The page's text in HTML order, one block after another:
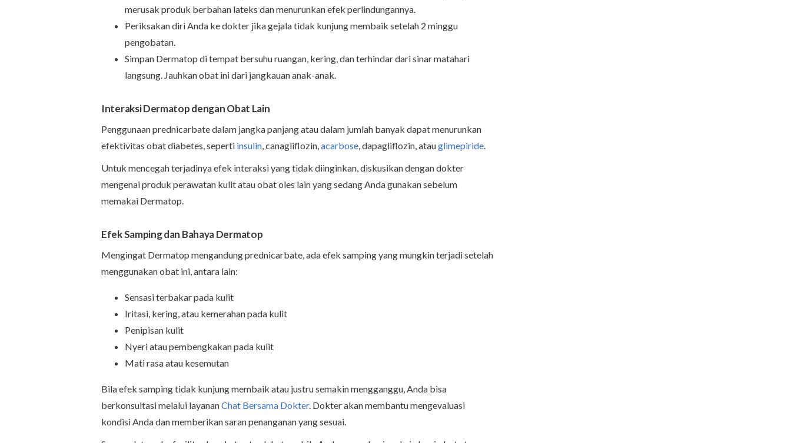
merusak produk berbahan lateks dan menurunkan efek perlindungannya.
Periksakan diri Anda ke dokter jika gejala tidak kunjung membaik setelah 2 minggu
pengobatan.
Simpan Dermatop di tempat bersuhu ruangan, kering, dan terhindar dari sinar matahari
langsung. Jauhkan obat ini dari jangkauan anak-anak.
Interaksi Dermatop dengan Obat Lain
Penggunaan prednicarbate dalam jangka panjang atau dalam jumlah banyak dapat menurunkan
efektivitas obat diabetes, seperti insulin, canagliflozin,acarbose, dapagliflozin, atauglimepiride.
Untuk mencegah terjadinya efek interaksi yang tidak diinginkan, diskusikan dengan dokter
mengenai produk perawatan kulit atau obat oles lain yang sedang Anda gunakan sebelum
memakai Dermatop.
Efek Samping dan Bahaya Dermatop
Mengingat Dermatop mengandung prednicarbate, ada efek samping yang mungkin terjadi setelah
menggunakan obat ini, antara lain:
Sensasi terbakar pada kulit
Iritasi, kering, atau kemerahan pada kulit
Penipisan kulit
Nyeri atau pembengkakan pada kulit
Mati rasa atau kesemutan
Bila efek samping tidak kunjung membaik atau justru semakin mengganggu, Anda bisa
berkonsultasi melalui layananChat Bersama Dokter. Dokter akan membantu mengevaluasi
kondisi Anda dan memberikan saran penanganan yang sesuai.